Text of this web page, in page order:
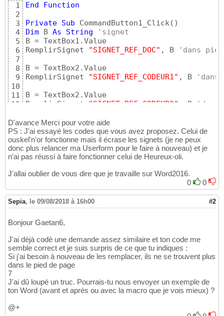
1
2
3
4
5
6
7
8
9
10
11
12
14
15
16
17
18
20
22
23
25
27
28
29
30
31
32
33
35
End
Function
Private Sub CommandButton1_Click( )
Dim B As String
'signet
B = TextBox1.Value
RemplirSignet
"SIGNET_REF_DOC" , B
'dans
B = TextBox2.Value
RemplirSignet
"SIGNET_REF_CODEUR1" , B
'dans
B = TextBox2.Value
RemplirSignet
"SIGNET_REF_CODEUR2" , B
'dans
B = TextBox2.Value
RemplirSignet "SIGNET_REF_CODEUR3" , B 'dans
B = TextBox2.Value
RemplirSignet "SIGNET_REF_CODEUR4", B
B = TextBox3.Value
"SIGNET_PLAN_STOCKAGE1" , B
B = TextBox3.Value
RemplirSignet "SIGNET_PLAN_EMBALLAGE1", B
B = TextBox4.Value
RemplirSignet
B = TextBox5.Value
RemplirSignet "SIGNET_PLAN_TRANSPORT1", B
D'avance Merci pour votre aide
PS : J'ai essayé les codes que vous avez proposez. Celui de
ouskel'n'or fonctionne mais il écrase les signets (je ne peux
donc plus relancer ma Userform pour le faire à nouveau) et je
n'ai pas réussi à faire fonctionner celui de Heureux-oli.
J'allai oublier de vous dire que je travaille sur Word2016.
0
0
Sepia, le 09/08/2018 à 16h00 #2
Bonjour Gaetan6,
J'ai déjà codé une demande assez similaire et ton code me
semble correct et je suis surpris de ce que tu indiques :
Si j'ai besoin à nouveau de les remplacer, ils ne se trouvent plus
dans le pied de page
7
J'ai dû loupé un truc. Pourrais-tu nous envoyer un exemple de
ton Word (avant et après ou avec la macro que je vois mieux) ?
@+